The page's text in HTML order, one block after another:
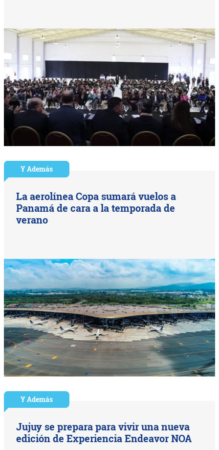
Y Además
La aerolínea Copa sumará vuelos a
Panamá de cara a la temporada de
verano
Y Además
Jujuy se prepara para vivir una nueva
edición de Experiencia Endeavor NOA